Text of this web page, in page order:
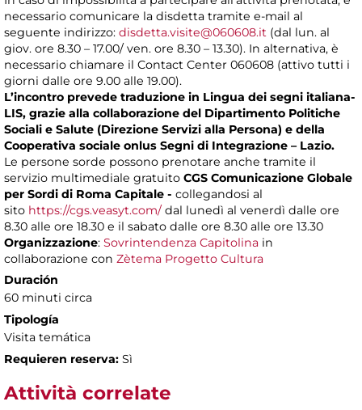
necessario comunicare la disdetta tramite e-mail al
seguente indirizzo: disdetta.visite@060608.it (dal lun. al
giov. ore 8.30 – 17.00/ ven. ore 8.30 – 13.30). In alternativa, è
necessario chiamare il Contact Center 060608 (attivo tutti i
giorni dalle ore 9.00 alle 19.00).
L’incontro prevede traduzione in Lingua dei segni italiana-
LIS, grazie alla collaborazione del Dipartimento Politiche
Sociali e Salute (Direzione Servizi alla Persona) e della
Cooperativa sociale onlus Segni di Integrazione – Lazio.
Le persone sorde possono prenotare anche tramite il
servizio multimediale gratuito CGS Comunicazione Globale
per Sordi di Roma Capitale - collegandosi al
sito https://cgs.veasyt.com/dal lunedì al venerdì dalle ore
8.30 alle ore 18.30 e il sabato dalle ore 8.30 alle ore 13.30
Organizzazione: Sovrintendenza Capitolina in
collaborazione con Zètema Progetto Cultura
Duración
60 minuti circa
Tipología
Visita temática
Requieren reserva: Sì
Attività correlate